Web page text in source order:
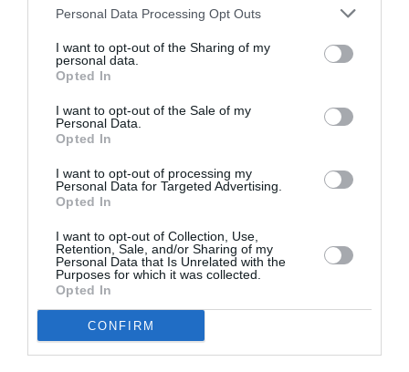
Personal Data Processing Opt Outs
I want to opt-out of the Sharing of my
personal data.
Opted In
I want to opt-out of the Sale of my
Personal Data.
Opted In
I want to opt-out of processing my
Personal Data for Targeted Advertising.
Opted In
I want to opt-out of Collection, Use,
Retention, Sale, and/or Sharing of my
Personal Data that Is Unrelated with the
Purposes for which it was collected.
Opted In
CONFIRM
Σχετικά Άρθρα